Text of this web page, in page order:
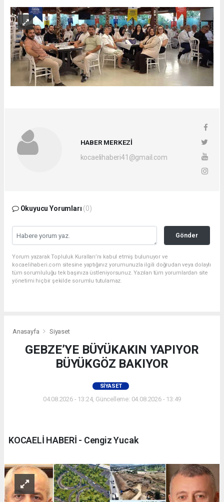
HABER MERKEZİ
kocaelihaberi41@gmail.com
Okuyucu Yorumları (0)
Gönder
Yorum yazarak Topluluk Kuralları’nı kabul etmiş bulunuyor ve
kocaelihaberi.com sitesine yaptığınız yorumunuzla ilgili doğrudan veya dolaylı
tüm sorumluluğu tek başınıza üstleniyorsunuz. Yazılan tüm yorumlardan site
yönetimi hiçbir şekilde sorumlu tutulamaz.
Anasayfa Siyaset
GEBZE’YE BÜYÜKAKIN YAPIYOR
BÜYÜKGÖZ BAKIYOR
SIYASET
04.08.2026 - 13:24, Güncelleme: 04.08.2026 - 13:49
KOCAELİ HABERİ - Cengiz Yucak